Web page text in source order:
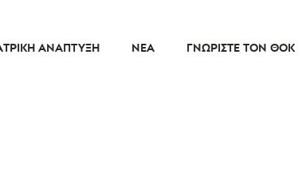
ΑΝΆΠΤΥΞΗ ΝΈΑ ΓΝΩΡΊΣΤΕ ΤΟΝ ΘΟΚ